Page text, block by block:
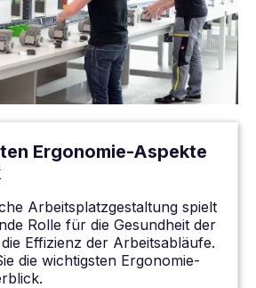
Ergonomie-Aspekte
Arbeitsplatzgestaltung spielt
Rolle für die Gesundheit der
Effizienz der Arbeitsabläufe.
die wichtigsten Ergonomie-